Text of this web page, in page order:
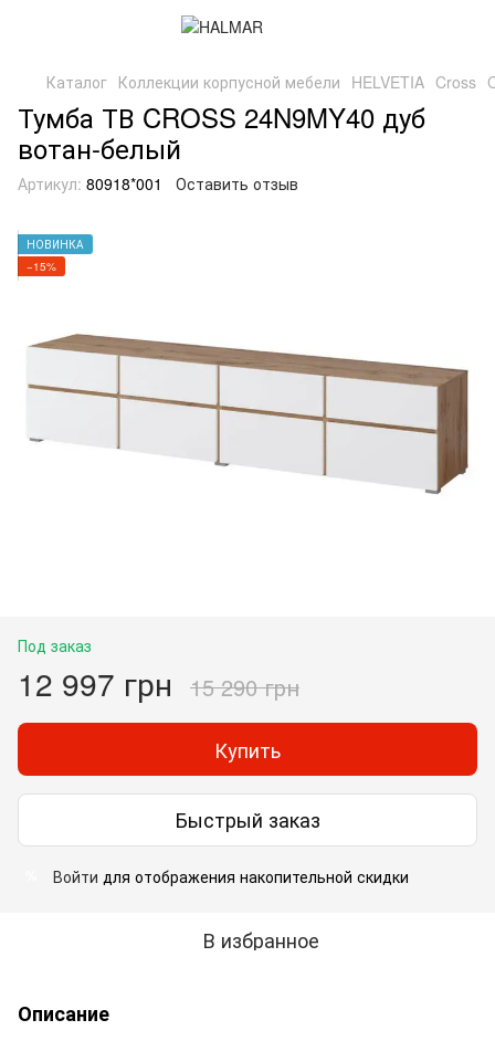
Каталог Коллекции корпусной мебели HELVETIA Cross
Тумба ТВ CROSS 24N9MY40 дуб
вотан-белый
Артикул: 80918*001 Оставить отзыв
НОВИНКА
−15%
Под заказ
12 997 грн 15 290 грн
Купить
Быстрый заказ
Войти для отображения накопительной скидки
В избранное
Описание